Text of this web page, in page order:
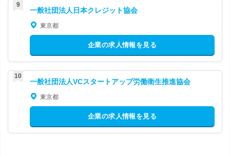
一般社団法人日本クレジット協会
東京都
企業の求人情報を見る
一般社団法人VCスタートアップ労働衛生推進協会
東京都
企業の求人情報を見る